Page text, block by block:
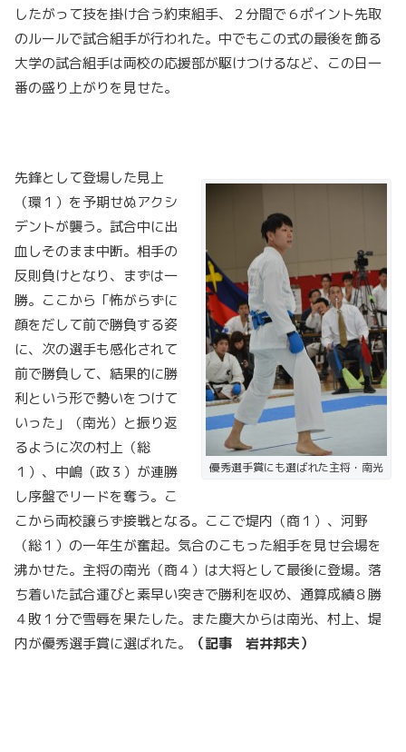
したがって技を掛け合う約束組手、２分間で６ポイント先取
のルールで試合組手が行われた。中でもこの式の最後を飾る
大学の試合組手は両校の応援部が駆けつけるなど、この日一
番の盛り上がりを見せた。
優秀選手賞にも選ばれた主将・南光
先鋒として登場した見上
（環１）を予期せぬアクシ
デントが襲う。試合中に出
血しそのまま中断。相手の
反則負けとなり、まずは一
勝。ここから「怖がらずに
顔をだして前で勝負する姿
に、次の選手も感化されて
前で勝負して、結果的に勝
利という形で勢いをつけて
いった」（南光）と振り返
るように次の村上（総
１）、中嶋（政３）が連勝
し序盤でリードを奪う。こ
こから両校譲らず接戦となる。ここで堤内（商１）、河野
（総１）の一年生が奮起。気合のこもった組手を見せ会場を
沸かせた。主将の南光（商４）は大将として最後に登場。落
ち着いた試合運びと素早い突きで勝利を収め、通算成績８勝
４敗１分で雪辱を果たした。また慶大からは南光、村上、堤
内が優秀選手賞に選ばれた。
（記事 岩井邦夫）